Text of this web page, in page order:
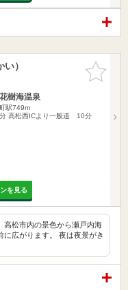
お気に入
りに追加
）
樹海温泉
駅749m
高松西ICより一般道 10分
を見る
高松市内の景色から瀬戸内海
に広がります。 夜は夜景がき